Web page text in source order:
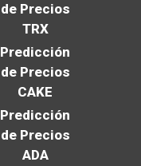
de Precios
TRX
Predicción
de Precios
CAKE
Predicción
de Precios
ADA